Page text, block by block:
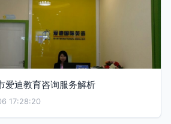
爱迪教育咨询服务解析
17:28:20